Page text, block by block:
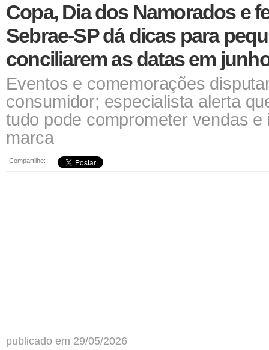
Copa, Dia dos Namorados e
Sebrae-SP dá dicas para
conciliarem as datas em
Eventos e comemorações
consumidor; especialista alerta
tudo pode comprometer vendas e
marca
Compartilhe:
publicado em 29/05/2026